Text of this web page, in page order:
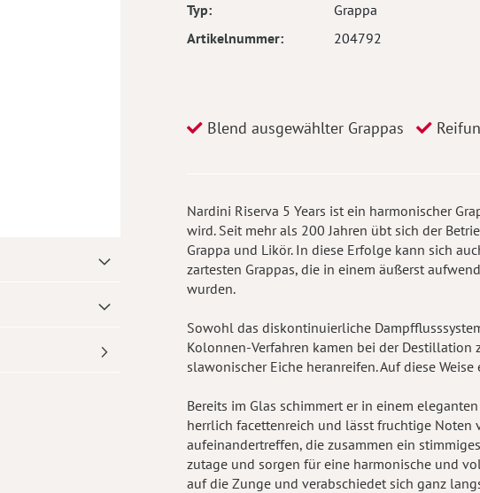
Typ
Grappa
Artikelnummer
204792
Blend ausgewählter Grappas
Nardini Riserva 5 Years ist ein harmonischer
wird. Seit mehr als 200 Jahren übt sich der
Grappa und Likör. In diese Erfolge kann sich
zartesten Grappas, die in einem äußerst
wurden.
Sowohl das diskontinuierliche
Kolonnen-Verfahren kamen bei der Destillation
slawonischer Eiche heranreifen. Auf diese
Bereits im Glas schimmert er in einem
herrlich facettenreich und lässt fruchtige
aufeinandertreffen, die zusammen ein
zutage und sorgen für eine harmonische und
auf die Zunge und verabschiedet sich ganz